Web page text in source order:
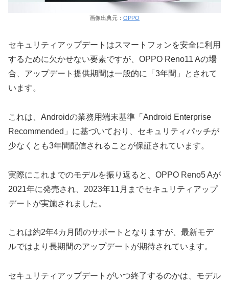
画像出典元： OPPO
セキュリティアップデートはスマートフォンを安全に利用
するために欠かせない要素ですが、OPPO Reno11 Aの場
合、アップデート提供期間は一般的に「3年間」とされて
います。
これは、Androidの業務用端末基準「Android Enterprise
Recommended」に基づいており、セキュリティパッチが
少なくとも3年間配信されることが保証されています。
実際にこれまでのモデルを振り返ると、OPPO Reno5 Aが
2021年に発売され、2023年11月までセキュリティアップ
デートが実施されました。
これは約2年4カ月間のサポートとなりますが、最新モデ
ルではより長期間のアップデートが期待されています。
セキュリティアップデートがいつ終了するのかは、モデル